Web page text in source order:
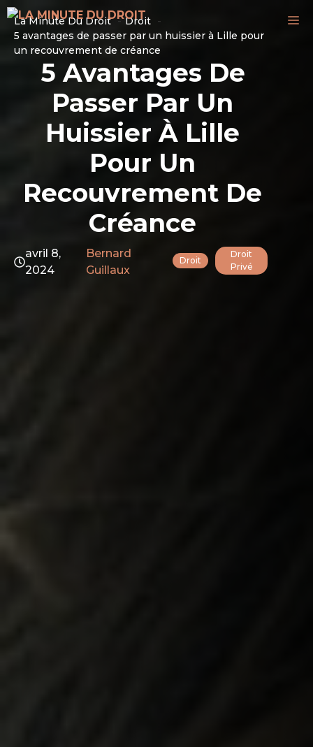
Aller
au
contenu
La Minute Du Droit
Droit
5 avantages de passer par un huissier à Lille pour
un recouvrement de créance
5 Avantages De
Passer Par Un
Huissier À Lille
Pour Un
Recouvrement De
Créance
avril 8,
2024
Bernard
Guillaux
Droit
Droit
Privé